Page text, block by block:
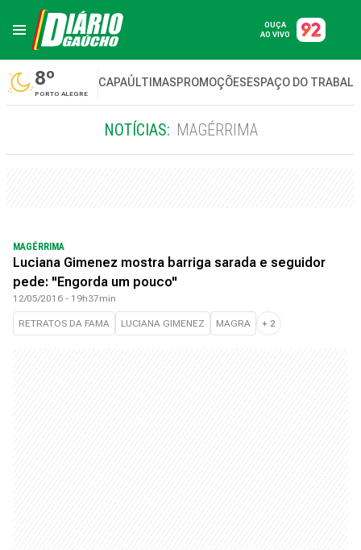
OUÇA
AO VIVO
8º
PORTO ALEGRE
CAPAÚLTIMASPROMOÇÕESESPAÇO DO
NOTÍCIAS: MAGÉRRIMA
MAGÉRRIMA
Luciana Gimenez mostra barriga sarada e seguidor
pede: "Engorda um pouco"
12/05/2016 - 19h37min
RETRATOS DA FAMA LUCIANA GIMENEZ MAGRA + 2